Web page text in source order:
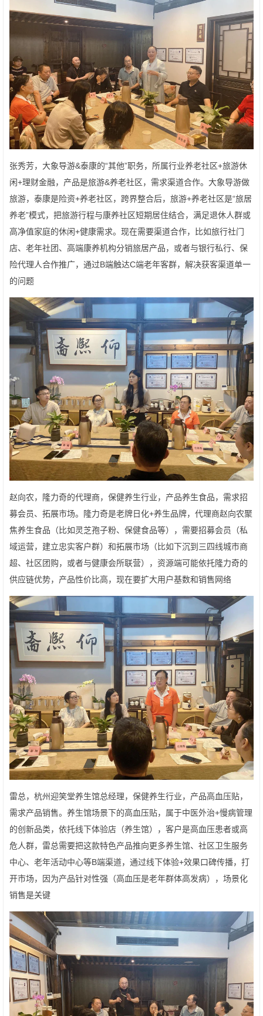
张秀芳，大象导游&泰康的“其他”职务，所属行业养老社区+旅游休
闲+理财金融，产品是旅游&养老社区，需求渠道合作。大象导游做
旅游，泰康是险资+养老社区，跨界整合后，旅游+养老社区是“旅居
养老”模式，把旅游行程与康养社区短期居住结合，满足退休人群或
高净值家庭的休闲+健康需求。现在需要渠道合作，比如旅行社门
店、老年社团、高端康养机构分销旅居产品，或者与银行私行、保
险代理人合作推广，通过B端触达C端老年客群，解决获客渠道单一
的问题
赵向农，隆力奇的代理商，保健养生行业，产品养生食品，需求招
募会员、拓展市场。隆力奇是老牌日化+养生品牌，代理商赵向农聚
焦养生食品（比如灵芝孢子粉、保健食品等），需要招募会员（私
域运营，建立忠实客户群）和拓展市场（比如下沉到三四线城市商
超、社区团购，或者与健康会所联营），资源端可能依托隆力奇的
供应链优势，产品性价比高，现在要扩大用户基数和销售网络
雷总，杭州迎笑堂养生馆总经理，保健养生行业，产品高血压贴，
需求产品销售。养生馆场景下的高血压贴，属于中医外治+慢病管理
的创新品类，依托线下体验店（养生馆），客户是高血压患者或高
危人群，雷总需要把这款特色产品推向更多养生馆、社区卫生服务
中心、老年活动中心等B端渠道，通过线下体验+效果口碑传播，打
开市场，因为产品针对性强（高血压是老年群体高发病），场景化
销售是关键